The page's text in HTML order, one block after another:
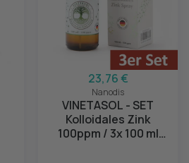
23,76 €
Nanodis
VINETASOL - SET
Kolloidales Zink
100ppm / 3x 100 ml